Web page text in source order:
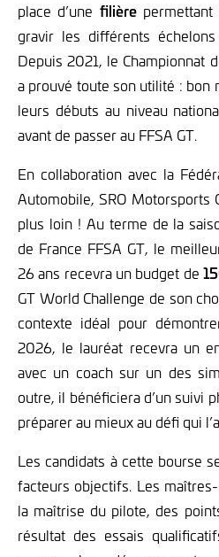
place d’une filièrepermettant
gravir les différents
Depuis 2021, le Championnat
a prouvé toute son utilité : bon
leurs débuts au niveau
avant de passer au FFSA GT.
En collaboration avec la
Automobile, SRO Motorsports
plus loin ! Au terme de la
de France FFSA GT, le
26 ans recevra un budget de
GT World Challenge de son
contexte idéal pour
2026, le lauréat recevra un
avec un coach sur un des
outre, il bénéficiera d’un suivi
préparer au mieux au défi qui
Les candidats à cette bourse
facteurs objectifs. Les
la maîtrise du pilote, des
résultat des essais